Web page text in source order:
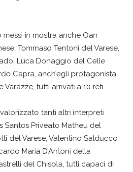
in mostra anche Oan
Tommaso Tentoni del Varese,
Luca Donaggio del Celle
Capra, anch’egli protagonista
tutti arrivati a 10 reti.
tanti altri interpreti
Santos Priveato Matheu del
del Varese, Valentino Salducco
Maria D’Antoni della
del Chisola, tutti capaci di